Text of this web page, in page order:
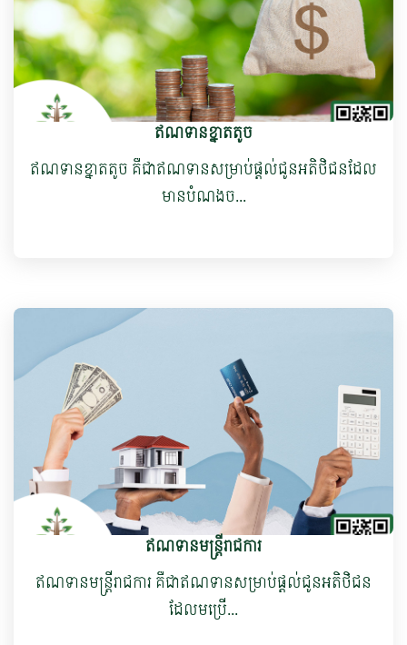
ឥណទានខ្នាតតូច
ឥណទានខ្នាត​តូច​ ​គឺជាឥណទាន​សម្រាប់ផ្តល់ជូនអតិថិជនដែល
មានបំណងច...
ឥណទានមន្ត្រីរាជការ
ឥណទានមន្ត្រីរាជការ ​គឺជាឥណទាន​សម្រាប់ផ្តល់ជូនអតិថិជន
ដែលមប្រើ...